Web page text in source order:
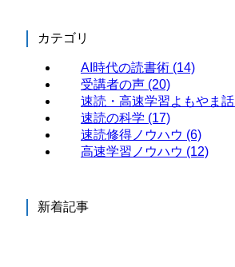
カテゴリ
AI時代の読書術 (14)
受講者の声 (20)
速読・高速学習よもやま話
速読の科学 (17)
速読修得ノウハウ (6)
高速学習ノウハウ (12)
新着記事